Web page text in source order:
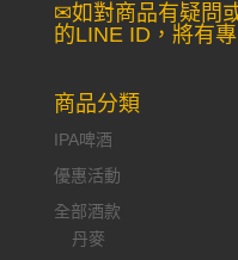
✉如對商品有疑問
的LINE ID，將有
商品分類
IPA啤酒
優惠活動
全部酒款
丹麥